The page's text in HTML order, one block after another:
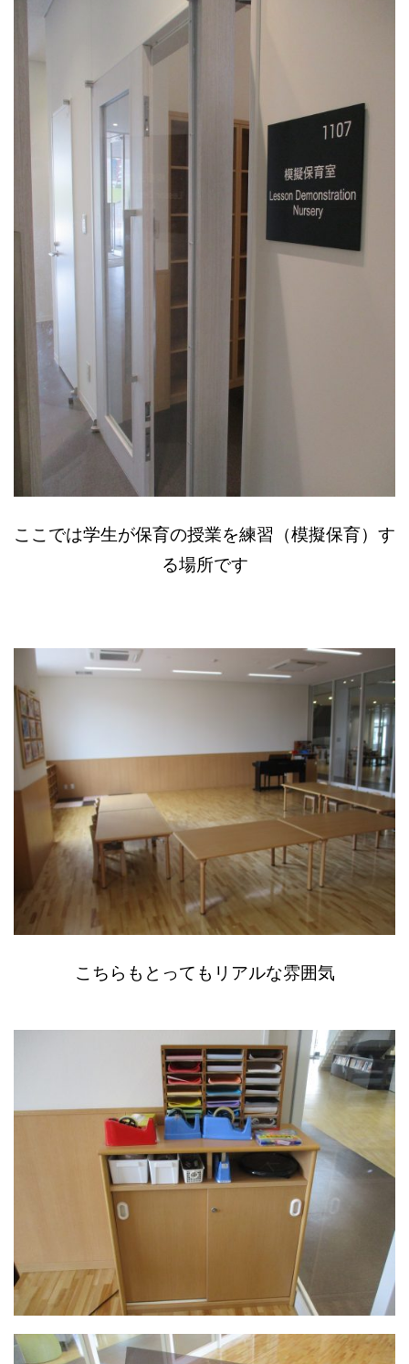
ここでは学生が保育の授業を練習（模擬保育）す
る場所です
こちらもとってもリアルな雰囲気